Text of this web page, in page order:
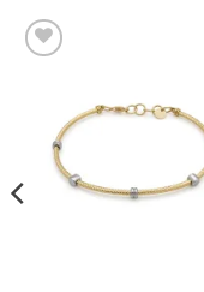
مندی
ها